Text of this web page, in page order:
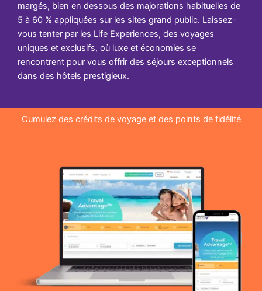
margés, bien en dessous des majorations habituelles de
5 à 60 % appliquées sur les sites grand public. Laissez-
vous tenter par les Life Experiences, des voyages
uniques et exclusifs, où luxe et économies se
rencontrent pour vous offrir des séjours exceptionnels
dans des hôtels prestigieux.
Cumulez des crédits de voyage et des points de fidélité